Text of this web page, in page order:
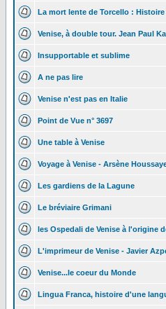
La mort lente de Torcello :
Venise, à double tour. Jean Paul
Insupportable et sublime
A ne pas lire
Venise n'est pas en Italie
Point de Vue n° 3697
Une table à Venise
Voyage à Venise - Arsène
Les gardiens de la Lagune
Le bréviaire Grimani
les Ospedali de Venise à l'origine
L'imprimeur de Venise - Javier
Venise...le coeur du Monde
Lingua Franca, histoire d'une